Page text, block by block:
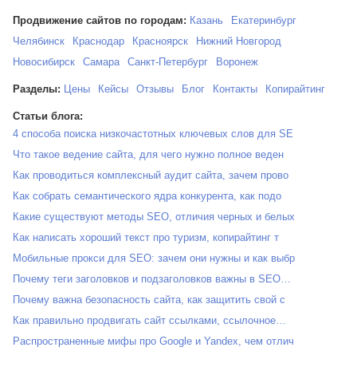
Продвижение сайтов по городам: Казань
Екатеринбург
Челябинск
Краснодар Красноярск
Нижний Новгород
Новосибирск
Самара Санкт-Петербург Воронеж
Разделы: Цены Кейсы Отзывы Блог Контакты Копирайтинг
Статьи блога:
4 способа поиска низкочастотных ключевых слов для SE
Что такое ведение сайта, для чего нужно полное веден
Как проводиться комплексный аудит сайта, зачем прово
Как собрать семантического ядра конкурента, как подо
Какие существуют методы SEO, отличия черных и белых
Как написать хороший текст про туризм, копирайтинг т
Мобильные прокси для SEO: зачем они нужны и как выбр
Почему теги заголовков и подзаголовков важны в SEO…
Почему важна безопасность сайта, как защитить свой с
Как правильно продвигать сайт ссылками, ссылочное…
Распространенные мифы про Google и Yandex, чем отлич